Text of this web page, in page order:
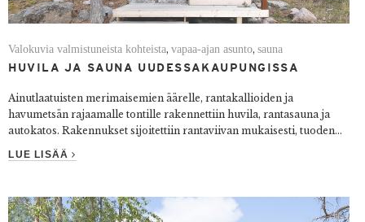
Valokuvia valmistuneista kohteista,vapaa-ajan asunto,sauna
HUVILA JA SAUNA UUDESSAKAUPUNGISSA
Ainutlaatuisten merimaisemien äärelle, rantakallioiden ja
havumetsän rajaamalle tontille rakennettiin huvila, rantasauna ja
autokatos. Rakennukset sijoitettiin rantaviivan mukaisesti, tuoden...
LUE LISÄÄ